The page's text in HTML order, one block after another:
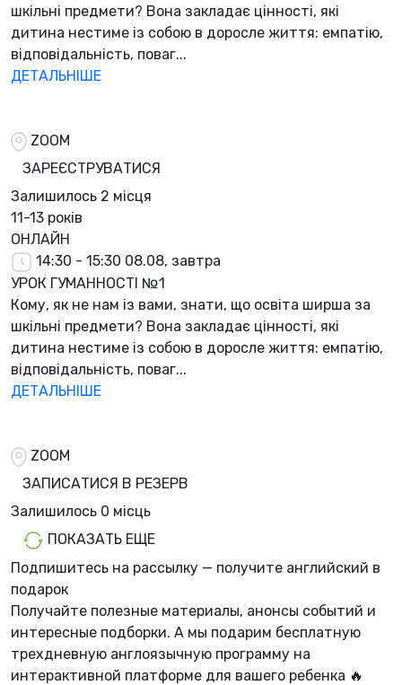
шкільні предмети? Вона закладає цінності, які
дитина нестиме із собою в доросле життя: емпатію,
відповідальність, поваг...
ДЕТАЛЬНІШЕ
ZOOM
ЗАРЕЄСТРУВАТИСЯ
Залишилось 2 місця
11-13 років
ОНЛАЙН
14:30 - 15:30 08.08, завтра
УРОК ГУМАННОСТІ №1
Кому, як не нам із вами, знати, що освіта ширша за
шкільні предмети? Вона закладає цінності, які
дитина нестиме із собою в доросле життя: емпатію,
відповідальність, поваг...
ДЕТАЛЬНІШЕ
ZOOM
ЗАПИСАТИСЯ В РЕЗЕРВ
Залишилось 0 місць
ПОКАЗАТЬ ЕЩЕ
Подпишитесь на рассылку — получите английский в
подарок
Получайте полезные материалы, анонсы событий и
интересные подборки. А мы подарим бесплатную
трехдневную англоязычную программу на
интерактивной платформе для вашего ребенка 🔥